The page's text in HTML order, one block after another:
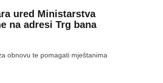
ured Ministarstva
na adresi Trg bana
obnovu te pomagati mještanima